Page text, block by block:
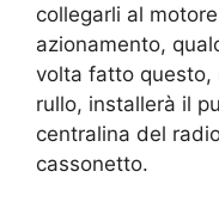
collegarli al
azionamento,
volta fatto questo,
rullo, installerà il
centralina del
cassonetto.